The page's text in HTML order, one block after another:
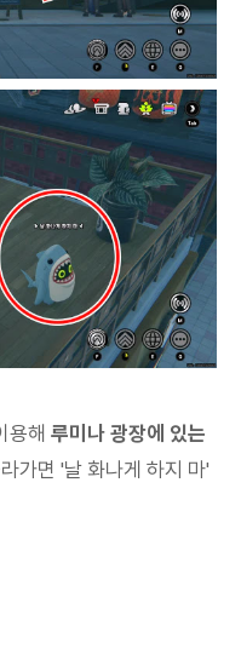
용해 루미나 광장에 있는
가면 '날 화나게 하지 마'